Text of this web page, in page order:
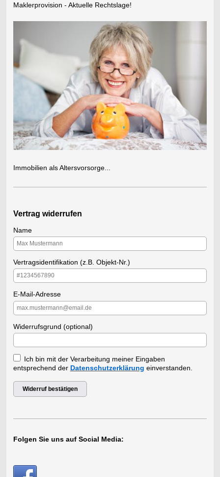
Maklerprovision - Aktuelle Rechtslage!
Immobilien als Altersvorsorge...
Vertrag widerrufen
Name
Vertragsidentifikation (z.B. Objekt-Nr.)
E-Mail-Adresse
Widerrufsgrund (optional)
Ich bin mit der Verarbeitung meiner Eingaben
entsprechend der Datenschutzerklärung einverstanden.
Widerruf bestätigen
Folgen Sie uns auf Social Media: